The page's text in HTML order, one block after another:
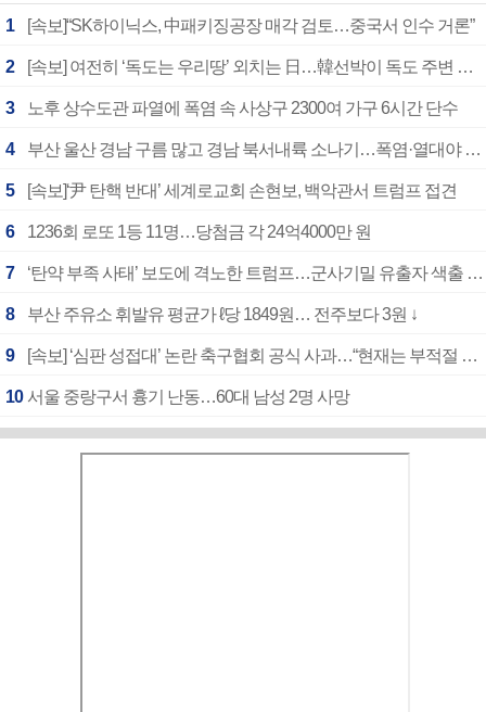
1 [속보]“SK하이닉스, 中패키징공장 매각 검토…중국서 인수 거론”
2 [속보] 여전히 ‘독도는 우리땅’ 외치는 日…韓선박이 독도 주변 해양조사 활동하자 반발
3 노후 상수도관 파열에 폭염 속 사상구 2300여 가구 6시간 단수
4 부산 울산 경남 구름 많고 경남 북서내륙 소나기…폭염·열대야 계속
5 [속보]‘尹 탄핵 반대’ 세계로교회 손현보, 백악관서 트럼프 접견
6 1236회 로또 1등 11명…당첨금 각 24억4000만 원
7 ‘탄약 부족 사태’ 보도에 격노한 트럼프…군사기밀 유출자 색출 지시
8 부산 주유소 휘발유 평균가 ℓ당 1849원… 전주보다 3원 ↓
9 [속보] ‘심판 성접대’ 논란 축구협회 공식 사과…“현재는 부적절 행위 없어”
10 서울 중랑구서 흉기 난동…60대 남성 2명 사망